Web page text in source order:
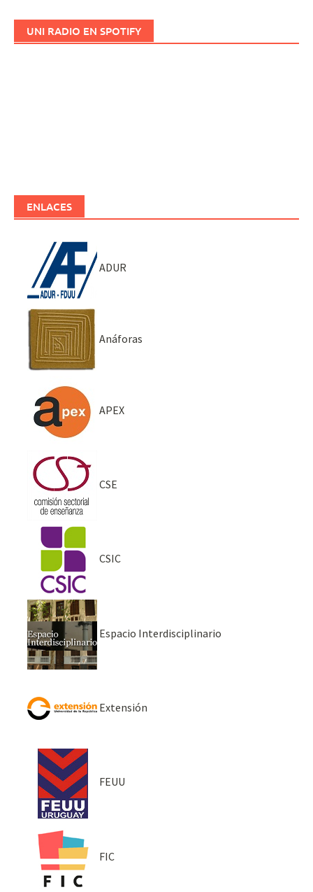
UNI RADIO EN SPOTIFY
ENLACES
ADUR
Anáforas
APEX
CSE
CSIC
Espacio Interdisciplinario
Extensión
FEUU
FIC